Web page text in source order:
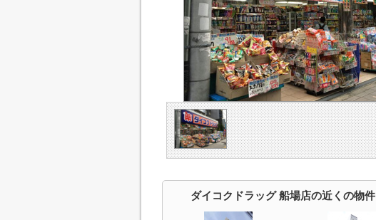
ダイコクドラッグ 船場店の近くの物件